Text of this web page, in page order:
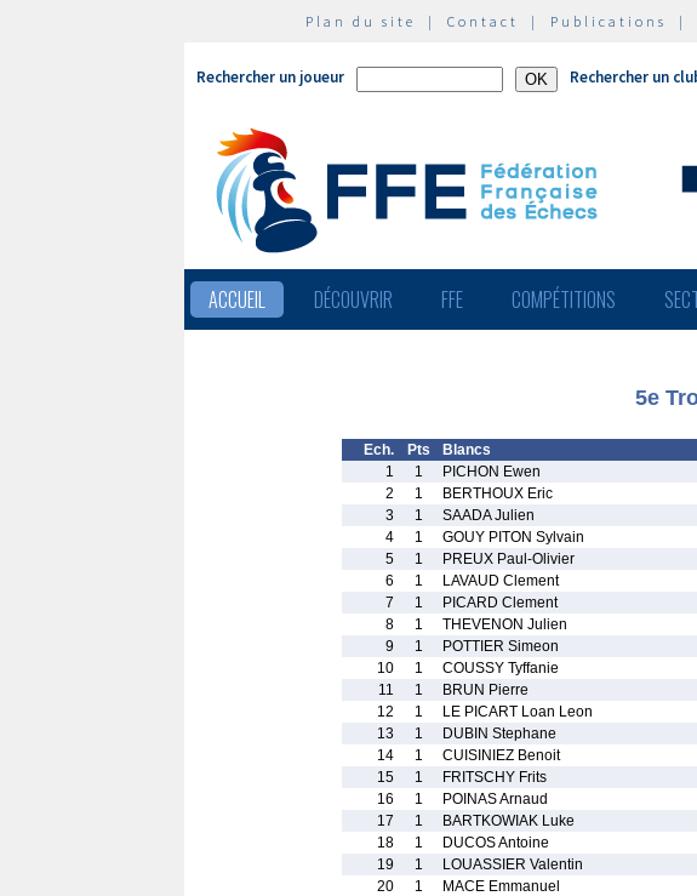
Plan du site | Contact | Publications |
Rechercher un joueur Rechercher un
ACCUEIL DÉCOUVRIR FFE COMPÉTITIONS
5e
Ech. Pts Blancs
1
1 PICHON Ewen
2
1 BERTHOUX Eric
3
1 SAADA Julien
4
1 GOUY PITON Sylvain
5
1 PREUX Paul-Olivier
6
1 LAVAUD Clement
7
1 PICARD Clement
8
1 THEVENON Julien
9
1 POTTIER Simeon
10
1 COUSSY Tyffanie
11
1 BRUN Pierre
12
1 LE PICART Loan Leon
13
1 DUBIN Stephane
14
1 CUISINIEZ Benoit
15
1 FRITSCHY Frits
16
1 POINAS Arnaud
17
1 BARTKOWIAK Luke
18
1 DUCOS Antoine
19
1 LOUASSIER Valentin
20
1 MACE Emmanuel